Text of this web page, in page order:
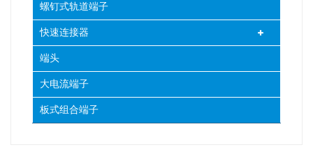
螺钉式轨道端子
快速连接器
端头
大电流端子
板式组合端子